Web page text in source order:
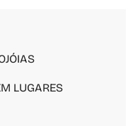
LUGARES